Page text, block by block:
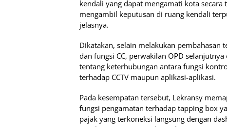
kendali yang dapat mengamati kota
mengambil keputusan di ruang kendali
jelasnya.
Dikatakan, selain melakukan pembahasan
dan fungsi CC, perwakilan OPD
tentang keterhubungan antara fungsi
terhadap CCTV maupun aplikasi-aplikasi.
Pada kesempatan tersebut, Lekransy
fungsi pengamatan terhadap tapping box
pajak yang terkoneksi langsung dengan